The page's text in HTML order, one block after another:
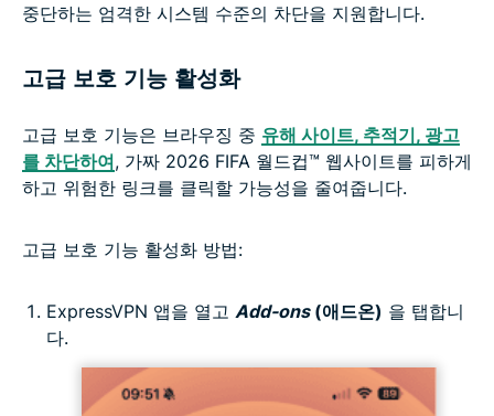
중단하는 엄격한 시스템 수준의 차단을 지원합니다.
고급 보호 기능 활성화
고급 보호 기능은 브라우징 중 유해 사이트, 추적기, 광고
를 차단하여, 가짜 2026 FIFA 월드컵™ 웹사이트를 피하게
하고 위험한 링크를 클릭할 가능성을 줄여줍니다.
고급 보호 기능 활성화 방법:
ExpressVPN 앱을 열고 Add-ons(애드온) 을 탭합니
다.